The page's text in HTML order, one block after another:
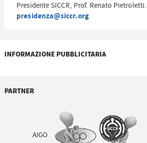
Presidente SICCR, Prof. Renato Pietroletti.
presidenza@siccr.org
INFORMAZIONE PUBBLICITARIA
PARTNER
AIGO